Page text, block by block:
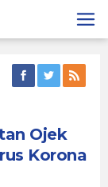
Ojek
Korona